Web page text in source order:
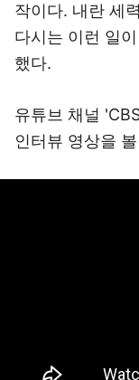
작이다. 내란 세
다시는 이런 일
했다.
유튜브 채널
인터뷰 영상을